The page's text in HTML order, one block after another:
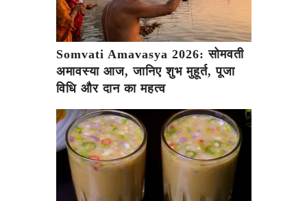
Somvati Amavasya 2026: सोमवती
अमावस्या आज, जानिए शुभ मुहूर्त, पूजा
विधि और दान का महत्व